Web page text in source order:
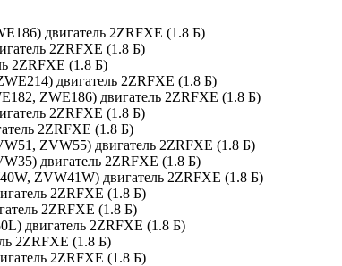
двигатель 2ZRFXE (1.8 Б)
2ZRFXE (1.8 Б)
2ZRFXE (1.8 Б)
двигатель 2ZRFXE (1.8 Б)
ZWE186) двигатель 2ZRFXE (1.8 Б)
2ZRFXE (1.8 Б)
2ZRFXE (1.8 Б)
ZVW55) двигатель 2ZRFXE (1.8 Б)
двигатель 2ZRFXE (1.8 Б)
ZVW41W) двигатель 2ZRFXE (1.8 Б)
2ZRFXE (1.8 Б)
2ZRFXE (1.8 Б)
двигатель 2ZRFXE (1.8 Б)
2ZRFXE (1.8 Б)
2ZRFXE (1.8 Б)